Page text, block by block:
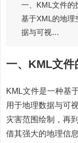
一、KML文件的
基于XML的地理
据与可视…
一、KML文件
KML文件是一种基
用于地理数据与可
灾害范围绘制，再
借其强大的地理信